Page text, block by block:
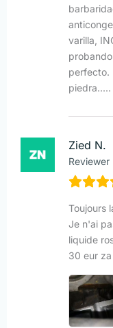
varilla,
perfecto.
piedra.....
Zied N.
Reviewer
Toujours
Je n'ai
liquide
30 eur